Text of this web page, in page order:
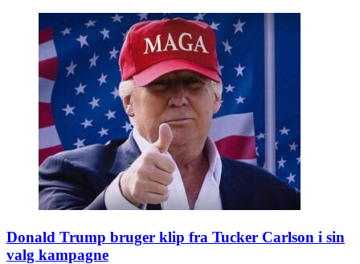
Donald Trump bruger klip fra Tucker Carlson i sin
valg kampagne